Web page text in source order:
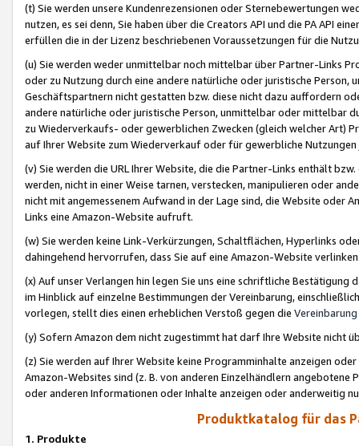
(t) Sie werden unsere Kundenrezensionen oder Sternebewertungen
nutzen, es sei denn, Sie haben über die Creators API und die PA API
erfüllen die in der Lizenz beschriebenen Voraussetzungen für die
(u) Sie werden weder unmittelbar noch mittelbar über Partner-Links
oder zu Nutzung durch eine andere natürliche oder juristische
Geschäftspartnern nicht gestatten bzw. diese nicht dazu auffordern
andere natürliche oder juristische Person, unmittelbar oder mittelbar
zu Wiederverkaufs- oder gewerblichen Zwecken (gleich welcher Art)
auf Ihrer Website zum Wiederverkauf oder für gewerbliche
(v) Sie werden die URL Ihrer Website, die die Partner-Links enthält
werden, nicht in einer Weise tarnen, verstecken, manipulieren oder
nicht mit angemessenem Aufwand in der Lage sind, die Website oder
Links eine Amazon-Website aufruft.
(w) Sie werden keine Link-Verkürzungen, Schaltflächen, Hyperlinks
dahingehend hervorrufen, dass Sie auf eine Amazon-Website
(x) Auf unser Verlangen hin legen Sie uns eine schriftliche
im Hinblick auf einzelne Bestimmungen der Vereinbarung,
vorlegen, stellt dies einen erheblichen Verstoß gegen die Vereinbarung
(y) Sofern Amazon dem nicht zugestimmt hat darf Ihre Website nicht
(z) Sie werden auf Ihrer Website keine Programminhalte anzeigen
Amazon-Websites sind (z. B. von anderen Einzelhändlern
oder anderen Informationen oder Inhalte anzeigen oder anderweitig
Produktkatalog für das
1. Produkte